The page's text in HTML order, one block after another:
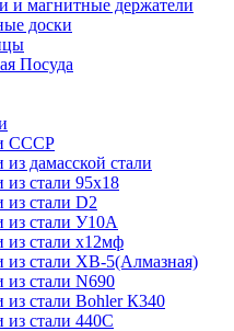
и магнитные держатели
доски
Посуда
СССР
дамасской стали
стали 95х18
стали D2
стали У10А
стали х12мф
стали ХВ-5(Алмазная)
стали N690
стали Bohler К340
стали 440С